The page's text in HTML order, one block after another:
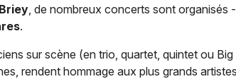
, de nombreux concerts sont organisés
.
sur scène (en trio, quartet, quintet ou
rendent hommage aux plus grands